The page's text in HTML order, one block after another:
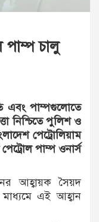
পাম্প চালু
এবং পাম্পগুলোতে
নিশ্চিতে পুলিশ ও
পেট্রোলিয়াম
পেট্রোল পাম্প ওনার্স
আহ্বায়ক সৈয়দ
এই আহ্বান